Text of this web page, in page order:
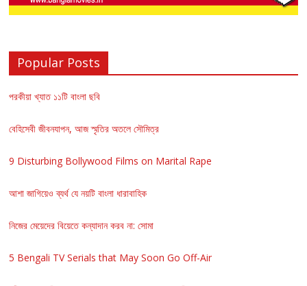
Popular Posts
পরকীয়া খ্যাত ১১টি বাংলা ছবি
বেহিসেবী জীবনযাপন, আজ স্মৃতির অতলে সৌমিত্র
9 Disturbing Bollywood Films on Marital Rape
আশা জাগিয়েও ব্যর্থ যে নয়টি বাংলা ধারাবাহিক
নিজের মেয়েদের বিয়েতে কন্যাদান করব না: সোমা
5 Bengali TV Serials that May Soon Go Off-Air